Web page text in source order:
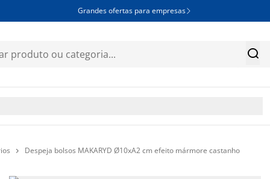
Grandes ofertas para empresas 

 Despeja bolsos MAKARYD Ø10xA2 cm efeito mármore castanho